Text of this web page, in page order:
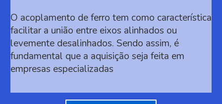
O acoplamento de ferro tem como característica
facilitar a união entre eixos alinhados ou
levemente desalinhados. Sendo assim, é
fundamental que a aquisição seja feita em
empresas especializadas